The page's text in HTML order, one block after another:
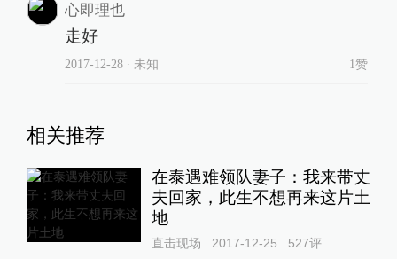
心即理也
走好
2017-12-28∙ 未知 1赞
相关推荐
在泰遇难领队妻子：我来带丈
夫回家，此生不想再来这片土
地
直击现场 2017-12-25 527评